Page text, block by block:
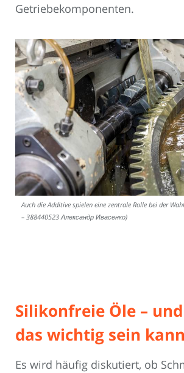
Getriebekomponenten.
Auch die Additive spielen eine zentrale Rolle bei der
– 388440523 Александр Ивасенко)
Silikonfreie Öle –
das wichtig sein kann
Es wird häufig diskutiert, ob